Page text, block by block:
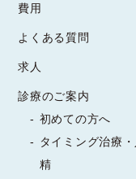
ご
せ
来
たし
雲
今
最
費用
よくある質問
求人
診療のご案内
初めての方へ
タイミング治療
精